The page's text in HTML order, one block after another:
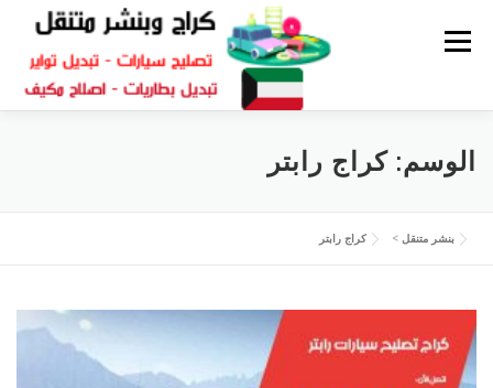
القائمة
كراج متنقلالوسم:كراج رابتر
بنشر متنقل > كراج رابتر